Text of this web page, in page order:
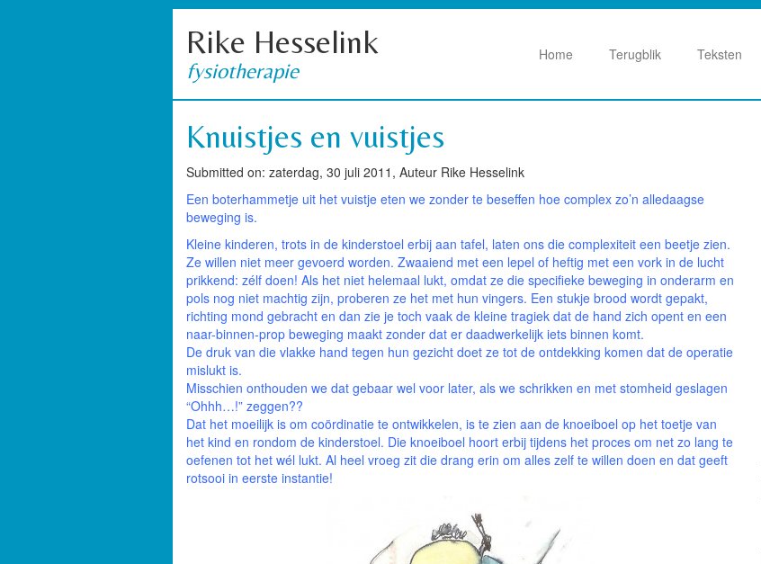
Rike Hesselink
fysiotherapie
Home Terugblik Teksten
Knuistjes en vuistjes
Submitted on: zaterdag, 30 juli 2011, Auteur Rike Hesselink
Een boterhammetje uit het vuistje eten we zonder te beseffen hoe complex zo’n alledaagse
beweging is.
Kleine kinderen, trots in de kinderstoel erbij aan tafel, laten ons die complexiteit een beetje zien.
Ze willen niet meer gevoerd worden. Zwaaiend met een lepel of heftig met een vork in de lucht
prikkend: zélf doen! Als het niet helemaal lukt, omdat ze die specifieke beweging in onderarm en
pols nog niet machtig zijn, proberen ze het met hun vingers. Een stukje brood wordt gepakt,
richting mond gebracht en dan zie je toch vaak de kleine tragiek dat de hand zich opent en een
naar-binnen-prop beweging maakt zonder dat er daadwerkelijk iets binnen komt.
De druk van die vlakke hand tegen hun gezicht doet ze tot de ontdekking komen dat de operatie
mislukt is.
Misschien onthouden we dat gebaar wel voor later, als we schrikken en met stomheid geslagen
“Ohhh…!” zeggen??
Dat het moeilijk is om coördinatie te ontwikkelen, is te zien aan de knoeiboel op het toetje van
het kind en rondom de kinderstoel. Die knoeiboel hoort erbij tijdens het proces om net zo lang te
oefenen tot het wél lukt. Al heel vroeg zit die drang erin om alles zelf te willen doen en dat geeft
rotsooi in eerste instantie!